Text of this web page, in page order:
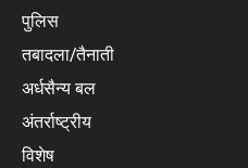
पुलिस
तबादला/तैनाती
अर्धसैन्य बल
अंतर्राष्ट्रीय
विशेष